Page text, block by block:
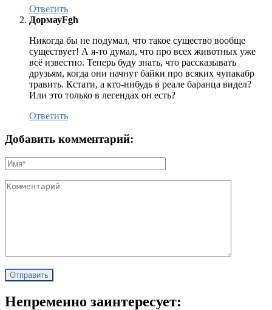
Ответить
ДормауFgh
Никогда бы не подумал, что такое существо вообще
существует! А я-то думал, что про всех животных уже
всё известно. Теперь буду знать, что рассказывать
друзьям, когда они начнут байки про всяких чупакабр
травить. Кстати, а кто-нибудь в реале баранца видел?
Или это только в легендах он есть?
Ответить
Добавить комментарий:
Непременно заинтересует: